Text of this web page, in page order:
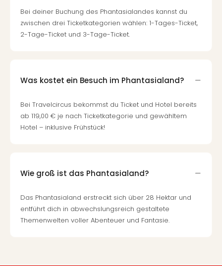
Bei deiner Buchung des Phantasialandes kannst du
zwischen drei Ticketkategorien wählen: 1-Tages-Ticket,
2-Tage-Ticket und 3-Tage-Ticket.
Was kostet ein Besuch im Phantasialand?
Bei Travelcircus bekommst du Ticket und Hotel bereits
ab 119,00 € je nach Ticketkategorie und gewähltem
Hotel – inklusive Frühstück!
Wie groß ist das Phantasialand?
Das Phantasialand erstreckt sich über 28 Hektar und
entführt dich in abwechslungsreich gestaltete
Themenwelten voller Abenteuer und Fantasie.